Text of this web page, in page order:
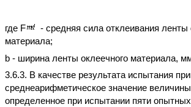
где F
- средняя сила отклеивания ленты
материала;
b - ширина ленты оклеечного материала,
3.6.3. В качестве результата испытания
среднеарифметическое значение величины
определенное при испытании пяти